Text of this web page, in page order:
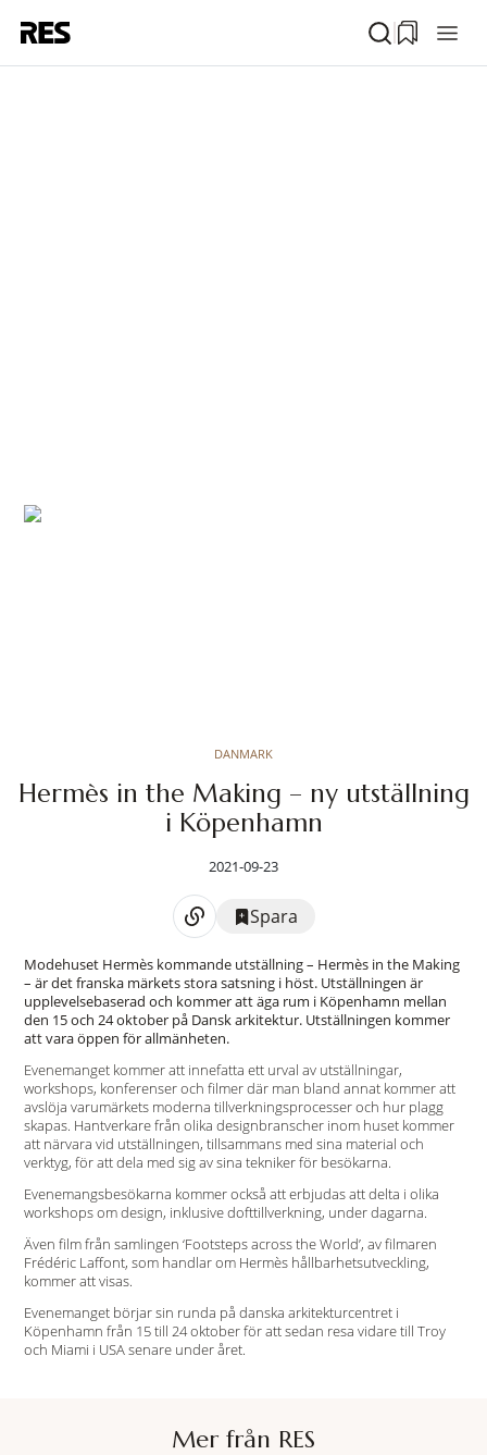
DANMARK
Hermès in the Making – ny utställning
i Köpenhamn
2021-09-23
Spara
Modehuset Hermès kommande utställning – Hermès in the Making
– är det franska märkets stora satsning i höst. Utställningen är
upplevelsebaserad och kommer att äga rum i Köpenhamn mellan
den 15 och 24 oktober på Dansk arkitektur. Utställningen kommer
att vara öppen för allmänheten.
Evenemanget kommer att innefatta ett urval av utställningar,
workshops, konferenser och filmer där man bland annat kommer att
avslöja varumärkets moderna tillverkningsprocesser och hur plagg
skapas. Hantverkare från olika designbranscher inom huset kommer
att närvara vid utställningen, tillsammans med sina material och
verktyg, för att dela med sig av sina tekniker för besökarna.
Evenemangsbesökarna kommer också att erbjudas att delta i olika
workshops om design, inklusive dofttillverkning, under dagarna.
Även film från samlingen ‘Footsteps across the World’, av filmaren
Frédéric Laffont, som handlar om Hermès hållbarhetsutveckling,
kommer att visas.
Evenemanget börjar sin runda på danska arkitekturcentret i
Köpenhamn från 15 till 24 oktober för att sedan resa vidare till Troy
och Miami i USA senare under året.
Mer från RES